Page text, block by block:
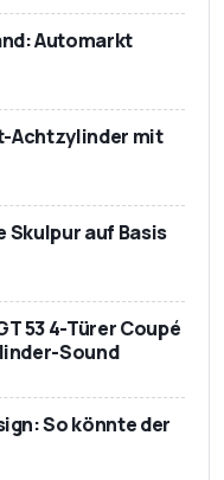
Automarkt
Achtzylinder mit
Skulpur auf Basis
53 4-Türer Coupé
Sound
So könnte der